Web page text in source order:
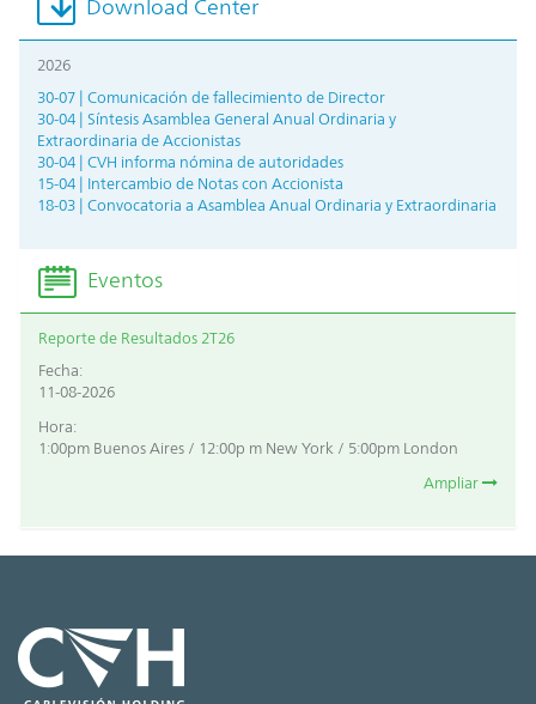
Download Center
2026
30-07 | Comunicación de fallecimiento de Director
30-04 | Síntesis Asamblea General Anual Ordinaria y
Extraordinaria de Accionistas
30-04 | CVH informa nómina de autoridades
15-04 | Intercambio de Notas con Accionista
18-03 | Convocatoria a Asamblea Anual Ordinaria y Extraordinaria
Eventos
Reporte de Resultados 2T26
Fecha:
11-08-2026
Hora:
1:00pm Buenos Aires / 12:00p m New York / 5:00pm London
Ampliar